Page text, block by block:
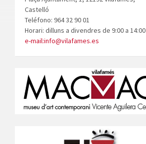
Castelló
Teléfono: 964 32 90 01
Horari: dilluns a divendres de 9:00 a 14:00
e-mail:info@vilafames.es